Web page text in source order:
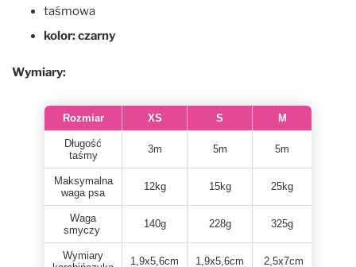
taśmowa
kolor: czarny
Wymiary:
Rozmiar XS S M
Długość
taśmy
3m 5m 5m
Maksymalna
waga psa
12kg 15kg 25kg
Waga
smyczy
140g 228g 325g
Wymiary
1,9x5,6cm 1,9x5,6cm 2,5x7cm